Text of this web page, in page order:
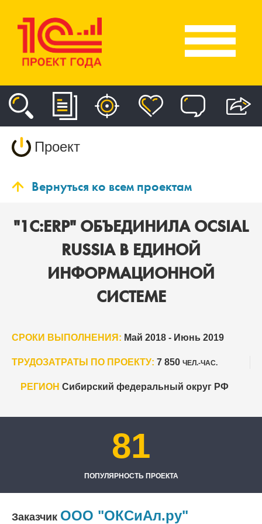
Проект
Вернуться ко всем проектам
"1C:ERP" ОБЪЕДИНИЛА OCSIAL
RUSSIA В ЕДИНОЙ
ИНФОРМАЦИОННОЙ
СИСТЕМЕ
СРОКИ ВЫПОЛНЕНИЯ: Май 2018 - Июнь 2019
ТРУДОЗАТРАТЫ ПО ПРОЕКТУ: 7 850 ЧЕЛ.-ЧАС.
РЕГИОН Сибирский федеральный округ РФ
81
ПОПУЛЯРНОСТЬ ПРОЕКТА
Заказчик ООО "ОКСиАл.ру"